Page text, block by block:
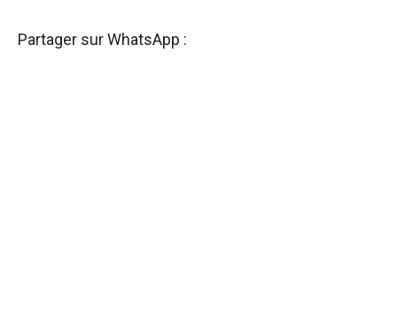
Partager sur WhatsApp :